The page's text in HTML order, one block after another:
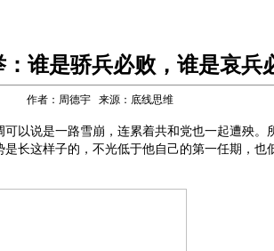
谁是骄兵必败，谁是哀兵
作者：周德宇 来源：底线思维
以说是一路雪崩，连累着共和党也一起遭殃。
长这样子的，不光低于他自己的第一任期，也